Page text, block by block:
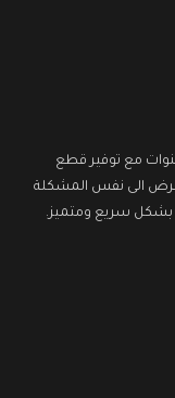
مع توفير قطع
الى نفس المشكلة
بشكل سريع ومتميز.